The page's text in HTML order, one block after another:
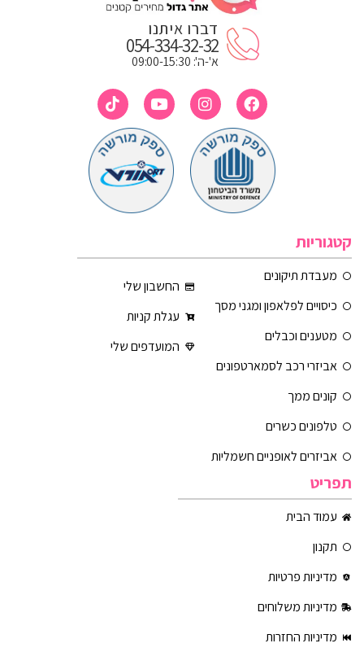
דברו איתנו
054-334-32-32
א'-ה': 09:00-15:30
קטגוריות
מעבדת תיקונים
כיסויים לפלאפון ומגני מסך
מטענים וכבלים
אביזרי רכב לסמארטפונים
קונים ממך
טלפונים כשרים
אביזרים לאופניים חשמליות
החשבון שלי
עגלת קניות
המועדפים שלי
תפריט
עמוד הבית
תקנון
מדיניות פרטיות
מדיניות משלוחים
מדיניות החזרות